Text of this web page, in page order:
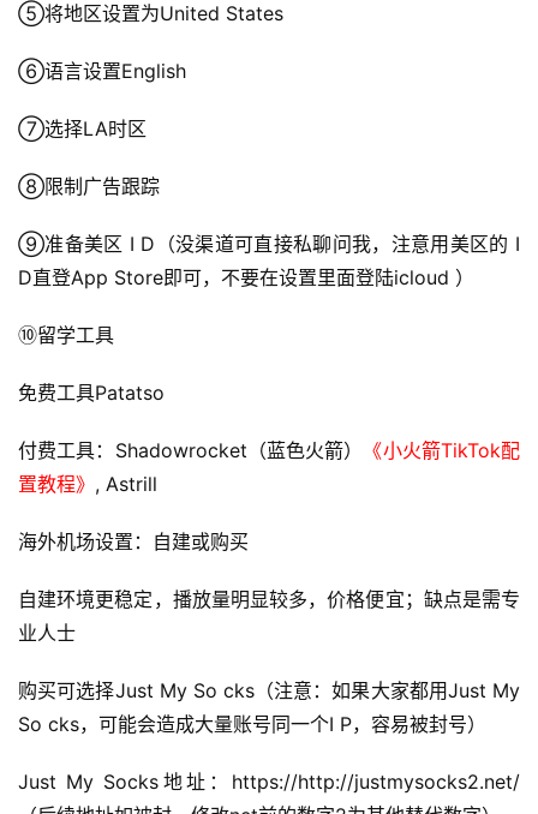
⑤将地区设置为United States
⑥语言设置English
⑦选择LA时区
⑧限制广告跟踪
⑨准备美区 I D（没渠道可直接私聊问我，注意用美区的 I
D直登App Store即可，不要在设置里面登陆icloud ）
⑩留学工具
免费工具Patatso
付费工具：Shadowrocket（蓝色火箭）
《小火箭TikTok配
置教程》 , Astrill
海外机场设置：自建或购买
自建环境更稳定，播放量明显较多，价格便宜；缺点是需专
业人士
购买可选择Just My So cks（注意：如果大家都用Just My
So cks，可能会造成大量账号同一个I P，容易被封号）
Just My Socks地址：https://http://justmysocks2.net/